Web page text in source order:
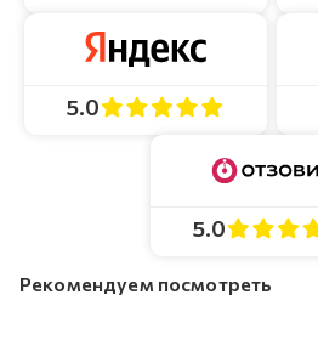
5.0
5.0
Рекомендуем посмотреть